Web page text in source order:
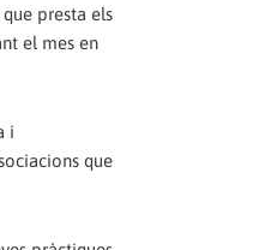
presta els
el mes en
i
que